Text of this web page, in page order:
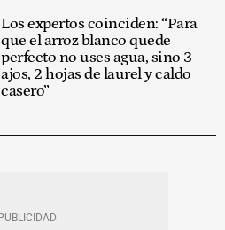
Los expertos coinciden: “Para
que el arroz blanco quede
perfecto no uses agua, sino 3
ajos, 2 hojas de laurel y caldo
casero”